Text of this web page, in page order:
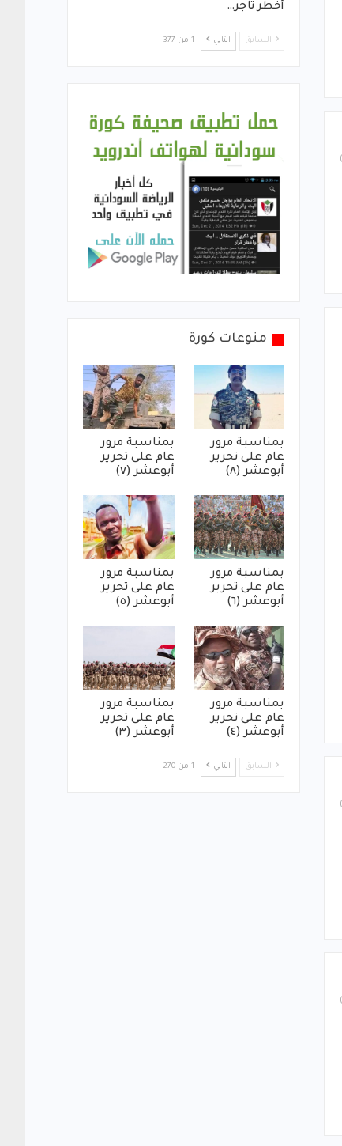
أخطر تاجر…
السابق التالي 1 من 377
منوعات كورة
بمناسبة مرور
عام على تحرير
أبوعشر (٨)
بمناسبة مرور
عام على تحرير
أبوعشر (٧)
بمناسبة مرور
عام على تحرير
أبوعشر (٦)
بمناسبة مرور
عام على تحرير
أبوعشر (٥)
بمناسبة مرور
عام على تحرير
أبوعشر (٤)
بمناسبة مرور
عام على تحرير
أبوعشر (٣)
السابق التالي 1 من 270